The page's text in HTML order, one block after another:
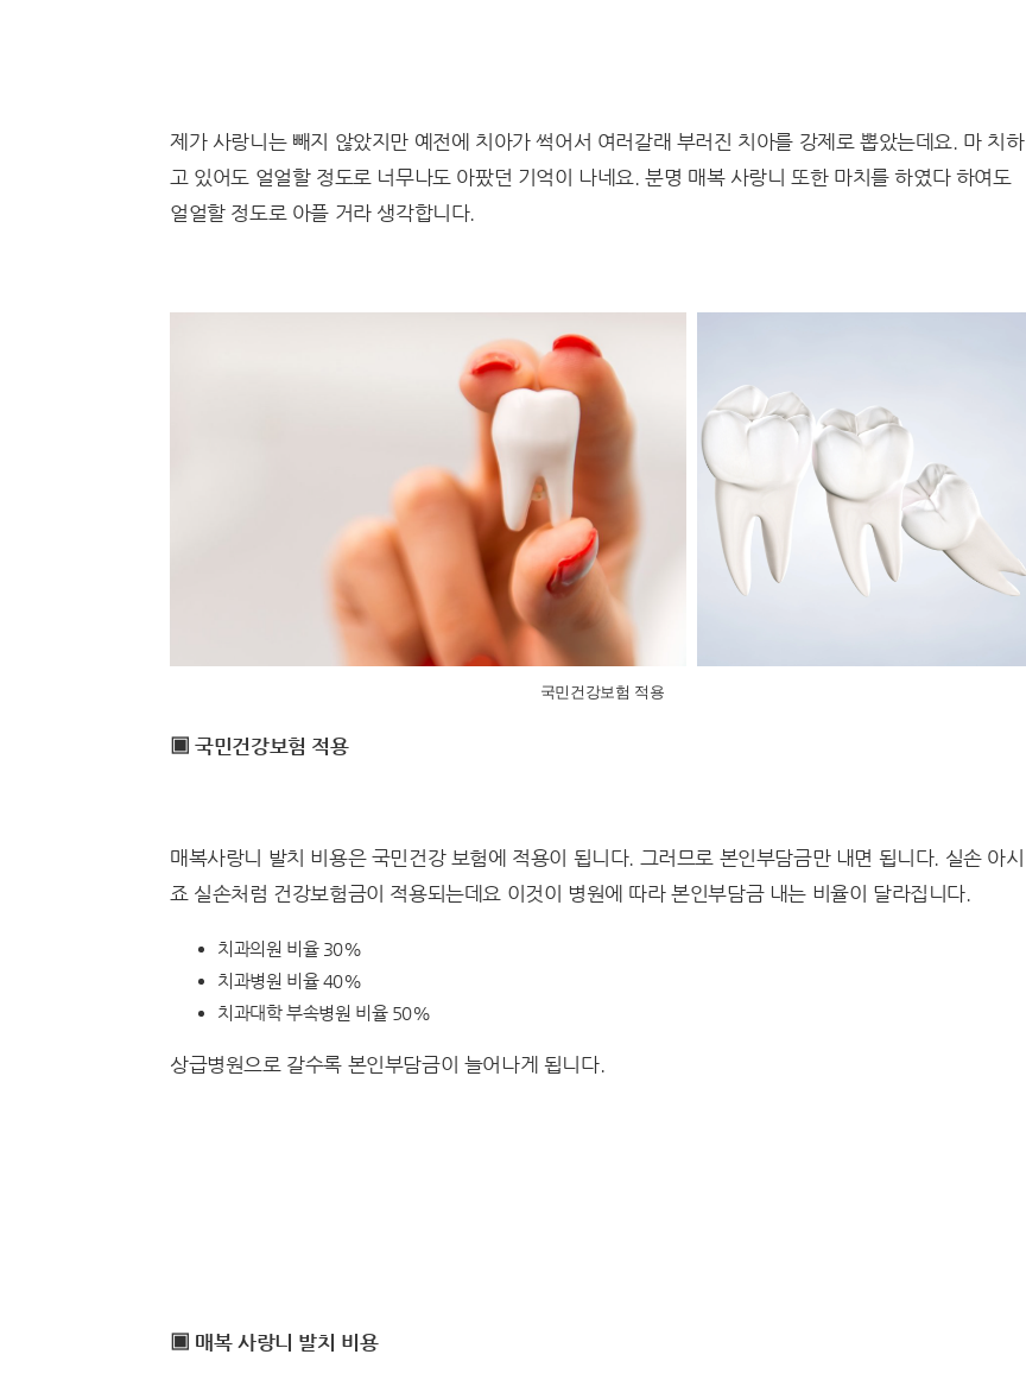
제가 사랑니는 빼지 않았지만 예전에 치아가 썩어서 여러갈래 부러진 치아를 강제로 뽑았는데요. 마 치하
고 있어도 얼얼할 정도로 너무나도 아팠던 기억이 나네요. 분명 매복 사랑니 또한 마치를 하였다 하여도
얼얼할 정도로 아플 거라 생각합니다.
국민건강보험 적용
▣ 국민건강보험 적용
매복사랑니 발치 비용은 국민건강 보험에 적용이 됩니다. 그러므로 본인부담금만 내면 됩니다. 실손 아시
죠 실손처럼 건강보험금이 적용되는데요 이것이 병원에 따라 본인부담금 내는 비율이 달라집니다.
치과의원 비율 30%
치과병원 비율 40%
치과대학 부속병원 비율 50%
상급병원으로 갈수록 본인부담금이 늘어나게 됩니다.
▣ 매복 사랑니 발치 비용